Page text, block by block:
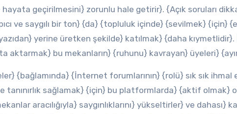
hayata geçirilmesini} zorunlu hale getirir}. {Açık soruları
ve saygılı bir ton} {da} {topluluk içinde} {sevilmek} {için}
yerine üretken şekilde} katılmak} {daha
aktarmak} bu mekanların} {ruhunu} kavrayan} üyeleri}
{bağlamında} {İnternet forumlarının} {rolü} sık sık ihmal
tanınırlık sağlamak} {için} bu platformlarda} {aktif olmak}
aracılığıyla} saygınlıklarını} yükseltirler} ve dahası}